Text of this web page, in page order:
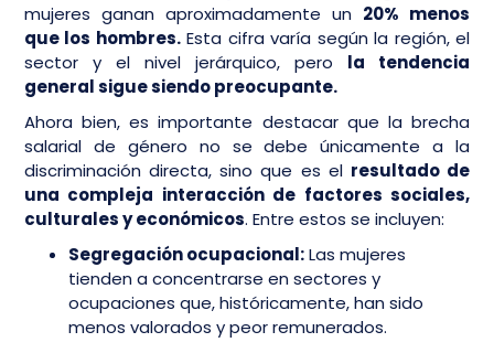
mujeres ganan aproximadamente un 20% menos
que los hombres.Esta cifra varía según la región, el
sector y el nivel jerárquico, pero la tendencia
general sigue siendo preocupante.
Ahora bien, es importante destacar que la brecha
salarial de género no se debe únicamente a la
discriminación directa, sino que es el resultado de
una compleja interacción de factores sociales,
culturales y económicos. Entre estos se incluyen:
Segregación ocupacional:Las mujeres
tienden a concentrarse en sectores y
ocupaciones que, históricamente, han sido
menos valorados y peor remunerados.